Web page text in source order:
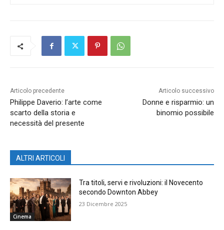
Articolo precedente
Philippe Daverio: l’arte come
scarto della storia e
necessità del presente
Articolo successivo
Donne e risparmio: un
binomio possibile
ALTRI ARTICOLI
Cinema
Tra titoli, servi e rivoluzioni: il Novecento
secondo Downton Abbey
23 Dicembre 2025